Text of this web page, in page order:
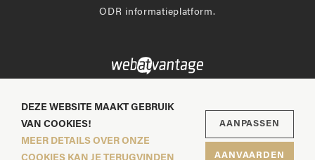
ODR informatieplatform.
DEZE WEBSITE MAAKT GEBRUIK
VAN COOKIES!
MEER DETAILS OVER ONZE
AANPASSEN
AANVAARDEN